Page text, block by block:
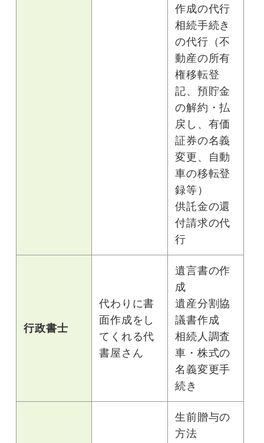
作成の代行
相続手続き
の代行（不
動産の所有
権移転登
記、預貯金
の解約・払
戻し、有価
証券の名義
変更、自動
車の移転登
録等）
供託金の還
付請求の代
行
行政書士
代わりに書
面作成をし
てくれる代
書屋さん
遺言書の作
成
遺産分割協
議書作成
相続人調査
車・株式の
名義変更手
続き
生前贈与の
方法